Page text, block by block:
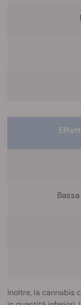
Inoltre, la cannabis